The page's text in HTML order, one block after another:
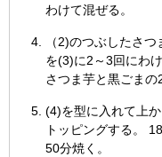
わけて混ぜる。
（2)のつぶしたさ
を(3)に2～3回にわ
さつま芋と黒ごまの
(4)を型に入れて上
トッピングする。
50分焼く。